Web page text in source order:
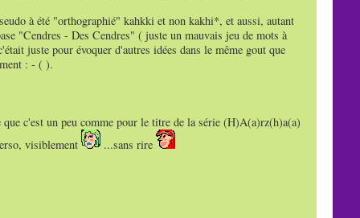
à été "orthographié" kahkki et non kakhi*, et aussi, autant
"Cendres - Des Cendres" ( juste un mauvais jeu de mots à
juste pour évoquer d'autres idées dans le même gout que
: - ( ).
c'est un peu comme pour le titre de la série (H)A(a)rz(h)a(a)
visiblement
...sans rire